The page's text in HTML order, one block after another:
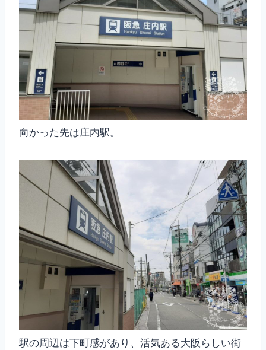
向かった先は庄内駅。
駅の周辺は下町感があり、活気ある大阪らしい街